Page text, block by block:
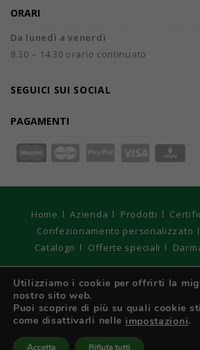
ORARI
Da lunedì a venerdì
8.30 – 14.30 orario continuato
SEGUICI SUI SOCIAL
PAGAMENTI
Home Azienda Prodotti
Confezionamento personalizzato
Catalogo
Offerte speciali
© 2026DARMAR S.r.l. Unipersonale -
Torino, C.F e P. IVA: IT 01970210017 -
interamente versato. Strategie
Utilizziamo i cookie per offrirti la
nostro sito web.
Puoi scoprire di più su quali cookie
come disattivarli nelle impostazioni.
Accetta Rifiuta tutti Italiano